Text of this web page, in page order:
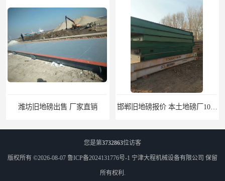
潍坊旧地磅出售 厂家直销 邯郸旧地磅报价 本土地磅厂100秒报价
您是第3732863位访客
版权所有 ©2026-08-07 鲁ICP备2024131776号-1 宁津大程机械设备有限公司 保留
所有权利.